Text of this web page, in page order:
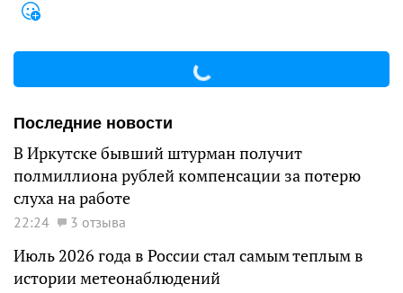
Последние новости
В Иркутске бывший штурман получит
полмиллиона рублей компенсации за потерю
слуха на работе
22:24 3 отзыва
Июль 2026 года в России стал самым теплым в
истории метеонаблюдений